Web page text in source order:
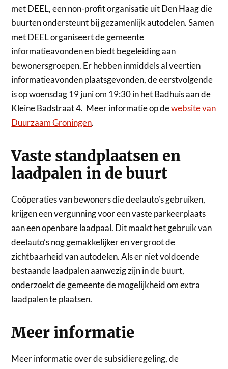
met DEEL, een non-profit organisatie uit Den Haag die
buurten ondersteunt bij gezamenlijk autodelen. Samen
met DEEL organiseert de gemeente
informatieavonden en biedt begeleiding aan
bewonersgroepen. Er hebben inmiddels al veertien
informatieavonden plaatsgevonden, de eerstvolgende
is op woensdag 19 juni om 19:30 in het Badhuis aan de
Kleine Badstraat 4. Meer informatie op dewebsite van
Duurzaam Groningen.
Vaste standplaatsen en
laadpalen in de buurt
Coöperaties van bewoners die deelauto’s gebruiken,
krijgen een vergunning voor een vaste parkeerplaats
aan een openbare laadpaal. Dit maakt het gebruik van
deelauto’s nog gemakkelijker en vergroot de
zichtbaarheid van autodelen. Als er niet voldoende
bestaande laadpalen aanwezig zijn in de buurt,
onderzoekt de gemeente de mogelijkheid om extra
laadpalen te plaatsen.
Meer informatie
Meer informatie over de subsidieregeling, de